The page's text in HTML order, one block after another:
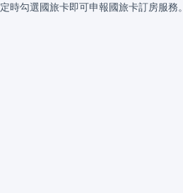
定時勾選國旅卡即可申報國旅卡訂房服務。